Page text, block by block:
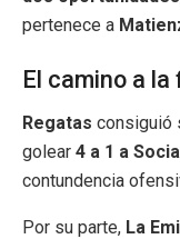
pertenece a
El camino a la
Regatas consiguió
golear 4 a 1 a
contundencia
Por su parte, La